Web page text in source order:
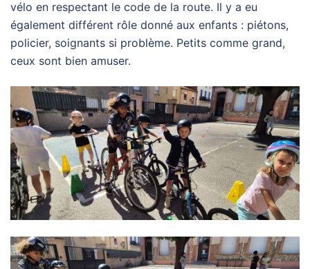
vélo en respectant le code de la route. Il y a eu
également différent rôle donné aux enfants : piétons,
policier, soignants si problème. Petits comme grand,
ceux sont bien amuser.